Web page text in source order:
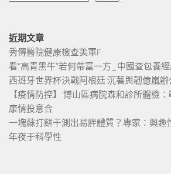
近期文章
秀傳醫院健康檢查美軍F
看“高青黑牛”若何帶富一方_中國查包養
西班牙世界杯決戰阿根廷 沉著與韌億嵐
【疫情防控】 博山區病院森和診所體檢
康情投意合
一塊蘇打餅干測出易胖體質？專家：興趣
年夜于科學性